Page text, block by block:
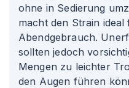
ohne in Sedierung
macht den Strain
Abendgebrauch.
sollten jedoch
Mengen zu leichter
den Augen führen